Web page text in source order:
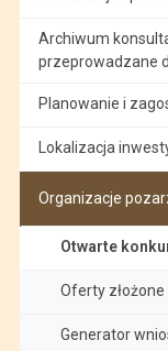
Archiwum
przeprowadzane
Planowanie i
Lokalizacja
Organizacje
Otwarte
Oferty
Generator